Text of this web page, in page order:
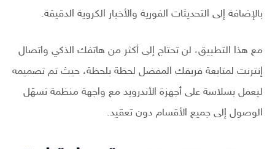
بالإضافة إلى التحديثات الفورية والأخبار الكروية الدقيقة.
مع هذا التطبيق، لن تحتاج إلى أكثر من هاتفك الذكي واتصال
إنترنت لمتابعة فريقك المفضل لحظة بلحظة، حيث تم تصميمه
ليعمل بسلاسة على أجهزة الأندرويد مع واجهة منظمة تسهّل
الوصول إلى جميع الأقسام دون تعقيد.